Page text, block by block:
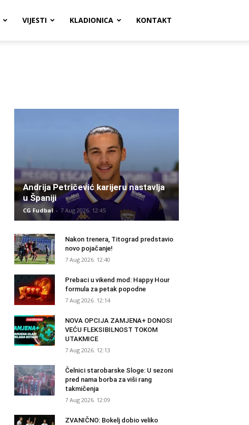
VIJESTI KLADIONICA KONTAKT
Andrija Petričević karijeru nastavlja
u Španiji
CG Fudbal - 7 Aug 2026. 12:45
Nakon trenera, Titograd predstavio
novo pojačanje!
7 Aug 2026. 12:40
Prebaci u vikend mod: Happy Hour
formula za petak popodne
7 Aug 2026. 12:14
NOVA OPCIJA ZAMJENA+ DONOSI
VEĆU FLEKSIBILNOST TOKOM
UTAKMICE
7 Aug 2026. 12:13
Čelnici starobarske Sloge: U sezoni
pred nama borba za viši rang
takmičenja
7 Aug 2026. 12:09
ZVANIČNO: Bokelj dobio veliko